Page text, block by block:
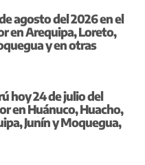
agosto del 2026 en el
en Arequipa, Loreto,
y en otras
hoy 24 de julio del
en Huánuco, Huacho,
Junín y Moquegua,